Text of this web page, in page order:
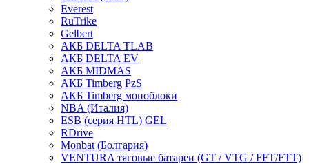
Everest
RuTrike
Gelbert
АКБ DELTA TLAB
АКБ DELTA EV
АКБ MIDMAS
АКБ Timberg PzS
АКБ Timberg моноблоки
NBA (Италия)
ESB (серия HTL) GEL
RDrive
Monbat (Болгария)
VENTURA тяговые батареи (GT / VTG / FFT/FTT)